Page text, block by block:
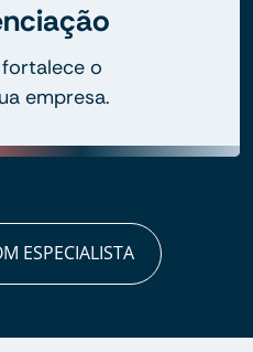
o
empresa.
ESPECIALISTA